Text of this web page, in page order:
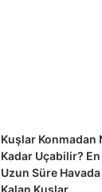
Kuşlar Konmadan
Kadar Uçabilir? En
Uzun Süre Havada
Kalan Kuşlar